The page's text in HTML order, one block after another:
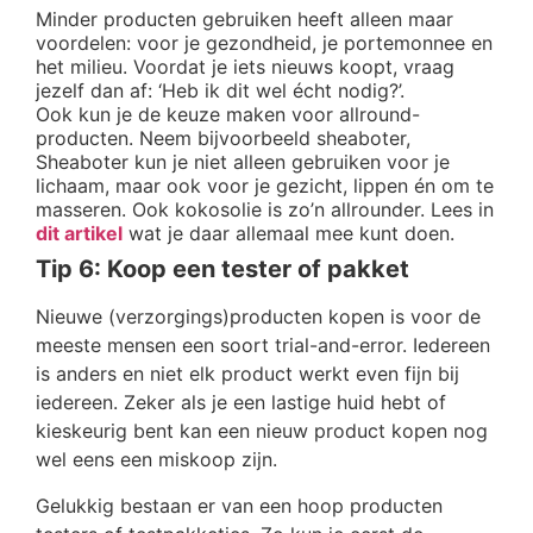
Minder producten gebruiken heeft alleen maar
voordelen: voor je gezondheid, je portemonnee en
het milieu. Voordat je iets nieuws koopt, vraag
jezelf dan af: ‘Heb ik dit wel écht nodig?’.
Ook kun je de keuze maken voor allround-
producten. Neem bijvoorbeeld sheaboter,
Sheaboter kun je niet alleen gebruiken voor je
lichaam, maar ook voor je gezicht, lippen én om te
masseren. Ook kokosolie is zo’n allrounder. Lees in
dit artikel wat je daar allemaal mee kunt doen.
Tip 6: Koop een tester of pakket
Nieuwe (verzorgings)producten kopen is voor de
meeste mensen een soort trial-and-error. Iedereen
is anders en niet elk product werkt even fijn bij
iedereen. Zeker als je een lastige huid hebt of
kieskeurig bent kan een nieuw product kopen nog
wel eens een miskoop zijn.
Gelukkig bestaan er van een hoop producten